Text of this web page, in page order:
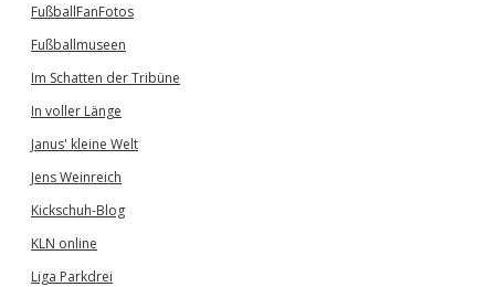
FußballFanFotos
Fußballmuseen
Im Schatten der Tribüne
In voller Länge
Janus' kleine Welt
Jens Weinreich
Kickschuh-Blog
KLN online
Liga Parkdrei